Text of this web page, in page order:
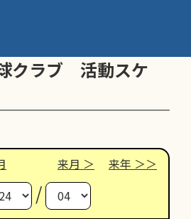
クラブ 活動スケ
来月 来年
/